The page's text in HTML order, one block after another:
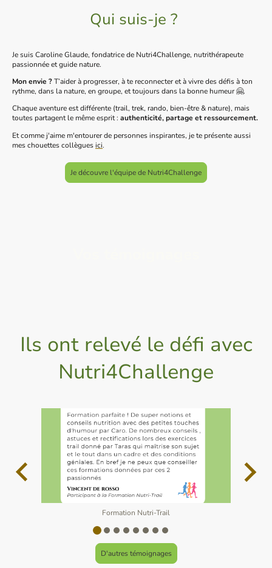
Qui suis-je ?
Je suis Caroline Glaude, fondatrice de Nutri4Challenge, nutrithérapeute
passionnée et guide nature.
Mon envie ?T’aider à progresser, à te reconnecter et à vivre des défis à ton
rythme, dans la nature, en groupe, et toujours dans la bonne humeur 🤗.
Chaque aventure est différente (trail, trek, rando, bien-être & nature), mais
toutes partagent le même esprit : authenticité, partage et ressourcement.
Et comme j'aime m'entourer de personnes inspirantes, je te présente aussi
mes chouettes collèguesici.
Je découvre l'équipe de Nutri4Challenge
Ils ont relevé le défi avec
Nutri4Challenge
Formation Nutri-Trail
D'autres témoignages